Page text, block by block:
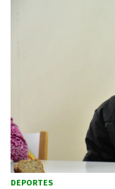
DEPORTES